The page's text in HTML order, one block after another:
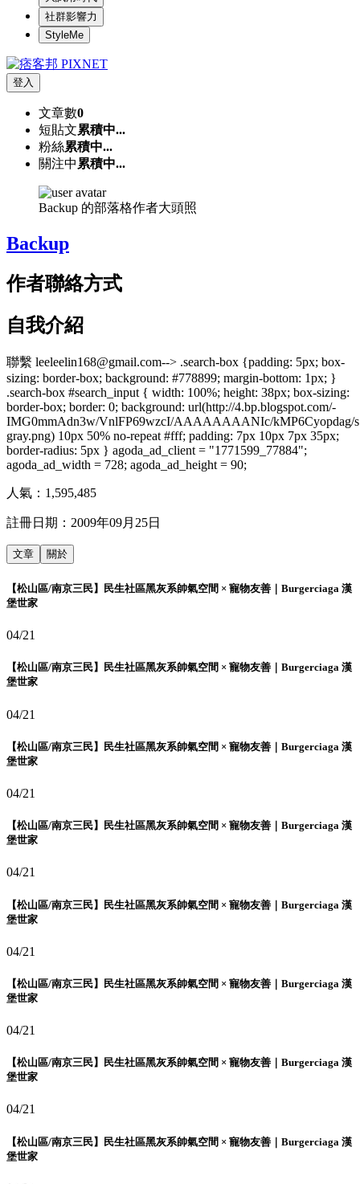
社群影響力
StyleMe
登入
文章數0
短貼文累積中...
粉絲累積中...
關注中 累積中...
Backup 的部落格作者大頭照
Backup
作者聯絡方式
自我介紹
聯繫 leeleelin168@gmail.com--> .search-box {padding: 5px; box-
sizing: border-box; background: #778899; margin-bottom: 1px; }
.search-box #search_input { width: 100%; height: 38px; box-sizing:
border-box; border: 0; background: url(http://4.bp.blogspot.com/-
IMG0mmAdn3w/VnlFP69wzcI/AAAAAAAANIc/kMP6Cyopdag/
gray.png) 10px 50% no-repeat #fff; padding: 7px 10px 7px 35px;
border-radius: 5px } agoda_ad_client = "1771599_77884";
agoda_ad_width = 728; agoda_ad_height = 90;
人氣： 1,595,485
註冊日期： 2009年09月25日
文章 關於
【松山區/南京三民】民生社區黑灰系帥氣空間 × 寵物友善｜Burgerciaga 漢
堡世家
04/21
【松山區/南京三民】民生社區黑灰系帥氣空間 × 寵物友善｜Burgerciaga 漢
堡世家
04/21
【松山區/南京三民】民生社區黑灰系帥氣空間 × 寵物友善｜Burgerciaga 漢
堡世家
04/21
【松山區/南京三民】民生社區黑灰系帥氣空間 × 寵物友善｜Burgerciaga 漢
堡世家
04/21
【松山區/南京三民】民生社區黑灰系帥氣空間 × 寵物友善｜Burgerciaga 漢
堡世家
04/21
【松山區/南京三民】民生社區黑灰系帥氣空間 × 寵物友善｜Burgerciaga 漢
堡世家
04/21
【松山區/南京三民】民生社區黑灰系帥氣空間 × 寵物友善｜Burgerciaga 漢
堡世家
04/21
【松山區/南京三民】民生社區黑灰系帥氣空間 × 寵物友善｜Burgerciaga 漢
堡世家